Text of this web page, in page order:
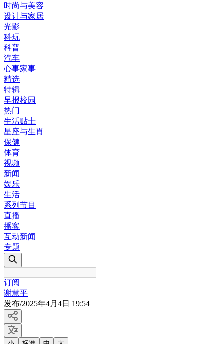
时尚与美容
设计与家居
光影
科玩
科普
汽车
心事家事
精选
特辑
早报校园
热门
生活贴士
星座与生肖
保健
体育
视频
新闻
娱乐
生活
系列节目
直播
播客
互动新闻
专题
订阅
谢慧平
发布/2025年4月4日 19:54